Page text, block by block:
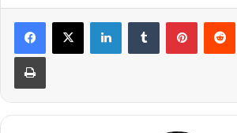
तनुश्री ने इसकी शिकायत पुलिस में की थी. नाना और
विवाद के बाद फिल्‍म के सेट पर एक राजनीति पार्टी के
किया था और तनुश्री की कार पर भी हमला कर दिया था.